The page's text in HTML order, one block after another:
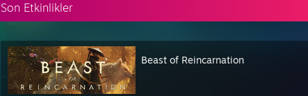
Son Etkinlikler
Beast of Reincarnation